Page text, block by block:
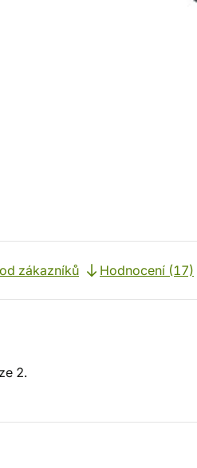
zákazníků Hodnocení (17)
2.